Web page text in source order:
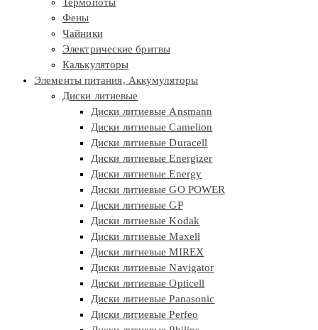
Фены
Чайники
Электрические бритвы
Калькуляторы
Элементы питания, Аккумуляторы
Диски литиевые
Диски литиевые Ansmann
Диски литиевые Camelion
Диски литиевые Duracell
Диски литиевые Energizer
Диски литиевые Energy
Диски литиевые GO POWER
Диски литиевые GP
Диски литиевые Kodak
Диски литиевые Maxell
Диски литиевые MIREX
Диски литиевые Navigator
Диски литиевые Opticell
Диски литиевые Panasonic
Диски литиевые Perfeo